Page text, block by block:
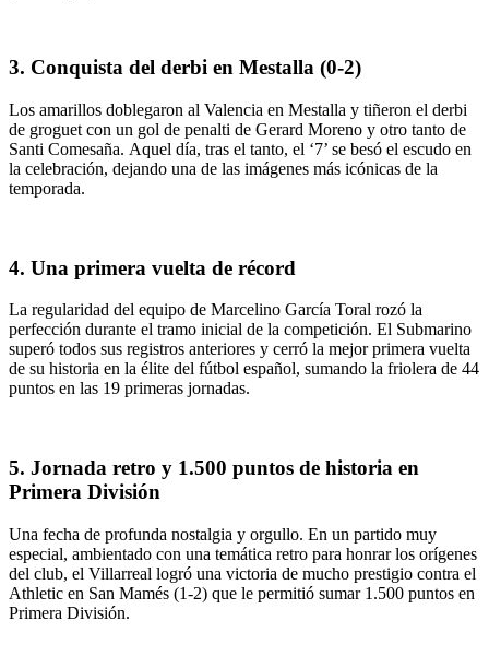
3. Conquista del derbi en Mestalla (0-2)
Los amarillos doblegaron al Valencia en Mestalla y tiñeron el derbi
de groguet con un gol de penalti de Gerard Moreno y otro tanto de
Santi Comesaña. Aquel día, tras el tanto, el ‘7’ se besó el escudo en
la celebración, dejando una de las imágenes más icónicas de la
temporada.
4. Una primera vuelta de récord
La regularidad del equipo de Marcelino García Toral rozó la
perfección durante el tramo inicial de la competición. El Submarino
superó todos sus registros anteriores y cerró la mejor primera vuelta
de su historia en la élite del fútbol español, sumando la friolera de 44
puntos en las 19 primeras jornadas.
5. Jornada retro y 1.500 puntos de historia en
Primera División
Una fecha de profunda nostalgia y orgullo. En un partido muy
especial, ambientado con una temática retro para honrar los orígenes
del club, el Villarreal logró una victoria de mucho prestigio contra el
Athletic en San Mamés (1-2) que le permitió sumar 1.500 puntos en
Primera División.